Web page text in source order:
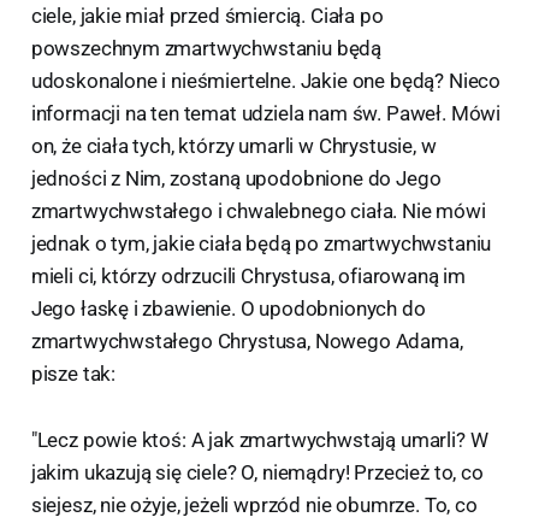
ciele, jakie miał przed śmiercią. Ciała po
powszechnym zmartwychwstaniu będą
udoskonalone i nieśmiertelne. Jakie one będą? Nieco
informacji na ten temat udziela nam św. Paweł. Mówi
on, że ciała tych, którzy umarli w Chrystusie, w
jedności z Nim, zostaną upodobnione do Jego
zmartwychwstałego i chwalebnego ciała. Nie mówi
jednak o tym, jakie ciała będą po zmartwychwstaniu
mieli ci, którzy odrzucili Chrystusa, ofiarowaną im
Jego łaskę i zbawienie. O upodobnionych do
zmartwychwstałego Chrystusa, Nowego Adama,
pisze tak:
"Lecz powie ktoś: A jak zmartwychwstają umarli? W
jakim ukazują się ciele? O, niemądry! Przecież to, co
siejesz, nie ożyje, jeżeli wprzód nie obumrze. To, co